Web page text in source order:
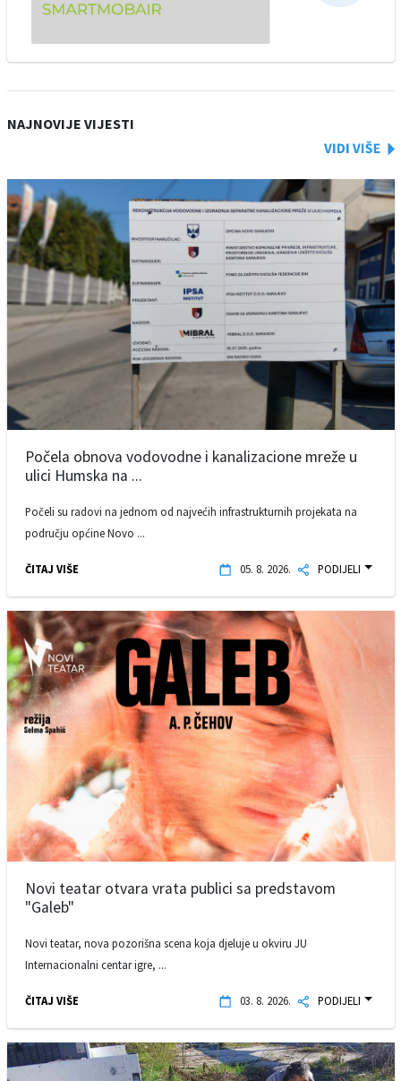
NAJNOVIJE VIJESTI
Počela obnova vodovodne i kanalizacione mreže u
ulici Humska na ...
Počeli su radovi na jednom od najvećih infrastrukturnih projekata na
području općine Novo ...
ČITAJ VIŠE 05. 8. 2026. PODIJELI
Novi teatar otvara vrata publici sa predstavom
"Galeb"
Novi teatar, nova pozorišna scena koja djeluje u okviru JU
Internacionalni centar igre, ...
ČITAJ VIŠE 03. 8. 2026. PODIJELI